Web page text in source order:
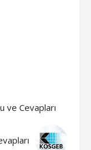
ve Cevapları